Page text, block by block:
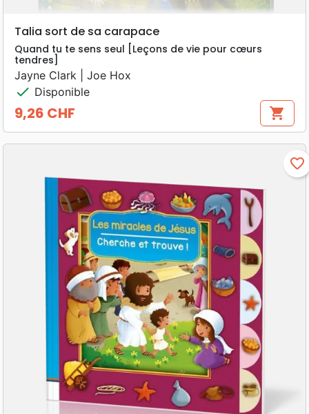
Talia sort de sa carapace
Quand tu te sens seul [Leçons de vie pour cœurs
tendres]
Jayne Clark | Joe Hox
check Disponible
Prix
9,26 CHF shopping_cart
favorite_border